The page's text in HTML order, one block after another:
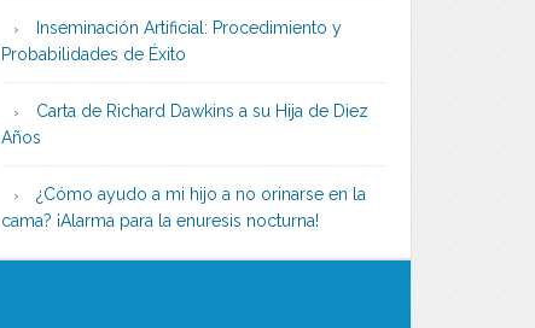
Inseminación Artificial: Procedimiento y
Probabilidades de Éxito
Carta de Richard Dawkins a su Hija de Diez
Años
¿Cómo ayudo a mi hijo a no orinarse en la
cama? ¡Alarma para la enuresis nocturna!